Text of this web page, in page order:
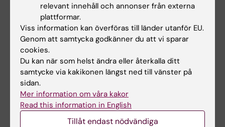
19 oktober till 13 november
Kurs: Methods for Design and Formative Evaluation of
eHealth Interventions
På nätet
Du tar med ditt projekt, vi ger dig metoderna och
verktygen att arbeta med!
Annat
H7 Medicin, Huddinge, C7 Lärande, Informatik, Management
och Etik, C7.Informatik
relevant innehåll och annonser från externa
plattformar.
Viss information kan överföras till länder utanför EU.
Genom att samtycka godkänner du att vi sparar
cookies.
Du kan när som helst ändra eller återkalla ditt
samtycke via kakikonen längst ned till vänster på
sidan.
Mer information om våra kakor
Read this information in English
Tillåt endast nödvändiga